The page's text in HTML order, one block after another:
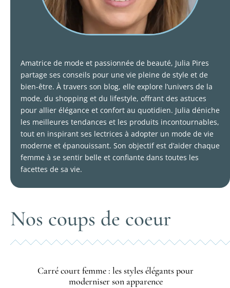
Amatrice de mode et passionnée de beauté, Julia Pires
partage ses conseils pour une vie pleine de style et de
bien-être. À travers son blog, elle explore l’univers de la
mode, du shopping et du lifestyle, offrant des astuces
pour allier élégance et confort au quotidien. Julia déniche
les meilleures tendances et les produits incontournables,
tout en inspirant ses lectrices à adopter un mode de vie
moderne et épanouissant. Son objectif est d’aider chaque
femme à se sentir belle et confiante dans toutes les
facettes de sa vie.
Nos coups de coeur
Carré court femme : les styles élégants pour
moderniser son apparence